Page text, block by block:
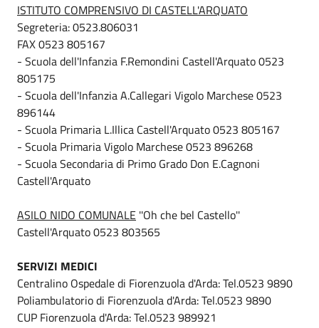
ISTITUTO COMPRENSIVO DI CASTELL'ARQUATO
Segreteria: 0523.806031
FAX 0523 805167
- Scuola dell'Infanzia F.Remondini Castell'Arquato 0523
805175
- Scuola dell'Infanzia A.Callegari Vigolo Marchese 0523
896144
- Scuola Primaria L.Illica Castell'Arquato 0523 805167
- Scuola Primaria Vigolo Marchese 0523 896268
- Scuola Secondaria di Primo Grado Don E.Cagnoni
Castell'Arquato
ASILO NIDO COMUNALE ''Oh che bel Castello''
Castell'Arquato 0523 803565
SERVIZI MEDICI
Centralino Ospedale di Fiorenzuola d'Arda: Tel.0523 9890
Poliambulatorio di Fiorenzuola d'Arda: Tel.0523 9890
CUP Fiorenzuola d'Arda: Tel.0523 989921